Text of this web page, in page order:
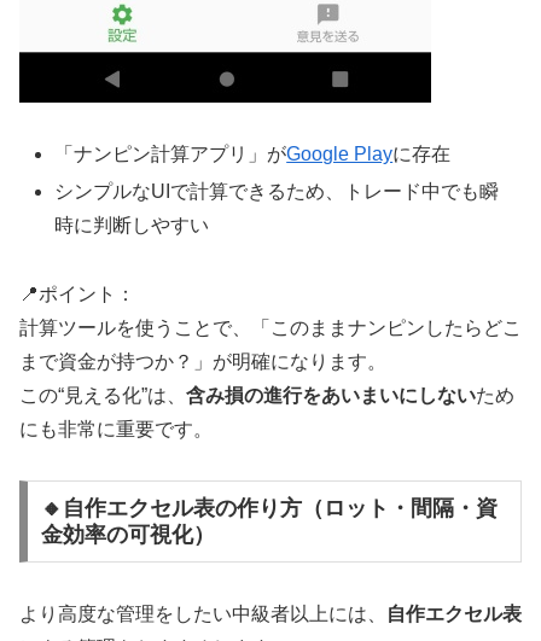
「ナンピン計算アプリ」がGoogle Playに存在
シンプルなUIで計算できるため、トレード中でも瞬
時に判断しやすい
📍ポイント：
計算ツールを使うことで、「このままナンピンしたらどこ
まで資金が持つか？」が明確になります。
この“見える化”は、 含み損の進行をあいまいにしないため
にも非常に重要です。
🔸自作エクセル表の作り方（ロット・間隔・資
金効率の可視化）
より高度な管理をしたい中級者以上には、
自作エクセル表